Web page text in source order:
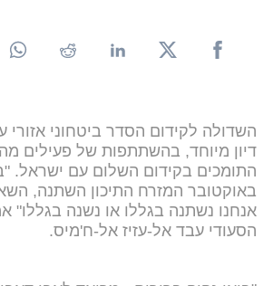
השדולה לקידום הסדר ביטחוני אזורי
דיון מיוחד, בהשתתפות של פעילים
באוקטובר המזרח התיכון השתנה,
אנחנו נשתנה בגללו או נשנה בגללו"
הסעודי עבד אל-עזיז אל-ח'מיס.